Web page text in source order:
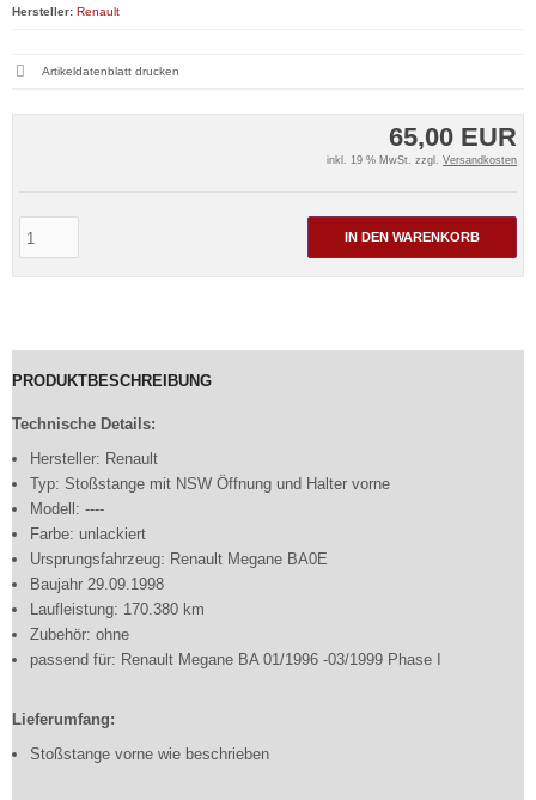
65,00 EUR
inkl. 19 % MwSt. zzgl. Versandkosten
IN DEN WARENKORB
Hersteller: Renault
Artikeldatenblatt drucken
PRODUKTBESCHREIBUNG
Technische Details:
Hersteller: Renault
Typ: Stoßstange mit NSW Öffnung und Halter vorne
Modell: ----
Farbe: unlackiert
Ursprungsfahrzeug: Renault Megane BA0E
Baujahr 29.09.1998
Laufleistung: 170.380 km
Zubehör: ohne
passend für: Renault Megane BA 01/1996 -03/1999 Phase I
Lieferumfang:
Stoßstange vorne wie beschrieben